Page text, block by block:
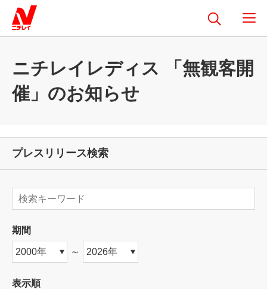
ニチレイレディス 「無観客開
催」のお知らせ
プレスリリース検索
期間
～
表示順